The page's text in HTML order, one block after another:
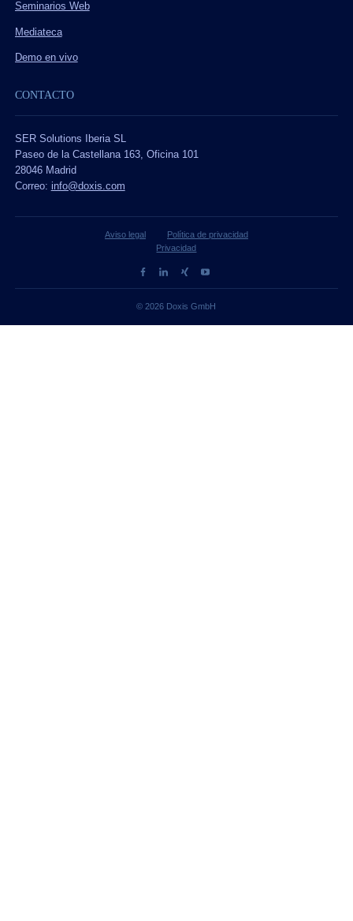
Seminarios Web
Mediateca
Demo en vivo
CONTACTO
SER Solutions Iberia SL
Paseo de la Castellana 163, Oficina 101
28046 Madrid
Correo: info@doxis.com
Aviso legal
Política de privacidad
Privacidad
© 2026 Doxis GmbH